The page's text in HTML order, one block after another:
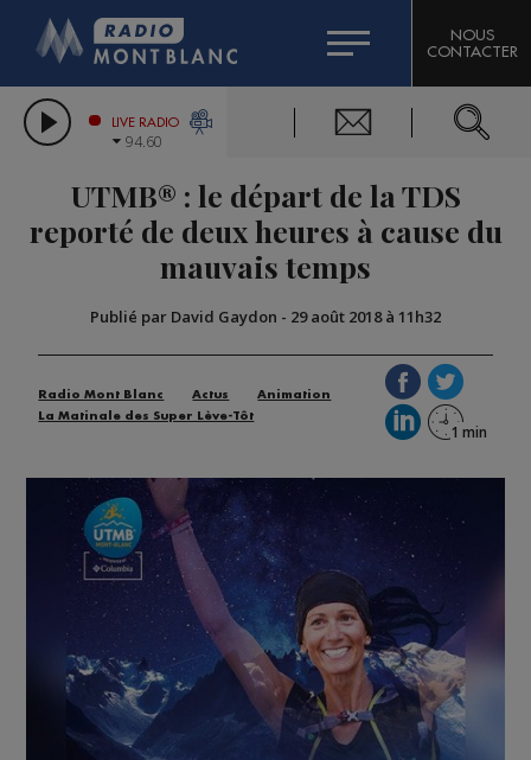
LES CHRONIQUES DE L'EXPERT
CITIZEN MACHINERY
GRAND MASSIF DOMAINES SKIABLES
BIGARD
COMPAGNIE DU MONT-BLANC
NOUS
CONTACTER
LIVE RADIO
94.60
UTMB® : le départ de la TDS
reporté de deux heures à cause du
mauvais temps
Publié par David Gaydon - 29 août 2018 à 11h32
Radio Mont Blanc Actus
Animation
La Matinale des Super Lève-Tôt